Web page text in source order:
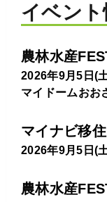
イベント
農林水産
2026年9月5日(
マイドームおお
マイナビ移
2026年9月5日(
農林水産